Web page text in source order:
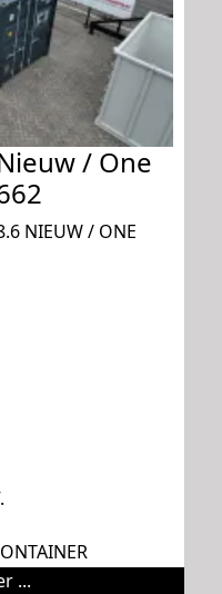
/ One
NIEUW / ONE
...